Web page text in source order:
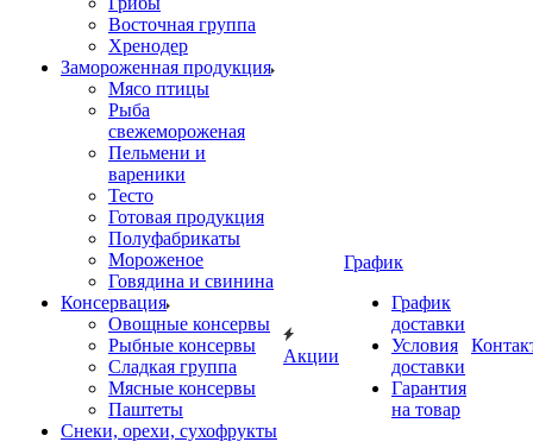
Восточная группа
Хренодер
Замороженная продукция
Мясо птицы
Рыба
свежемороженая
Пельмени и
вареники
Тесто
Готовая продукция
Полуфабрикаты
Мороженое
Говядина и свинина
Консервация
Овощные консервы
Рыбные консервы
Сладкая группа
Мясные консервы
Паштеты
Снеки, орехи, сухофрукты
Акции
График
График
доставки
Условия
доставки
Гарантия
на товар